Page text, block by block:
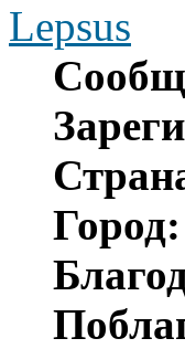
Lepsus
Город: